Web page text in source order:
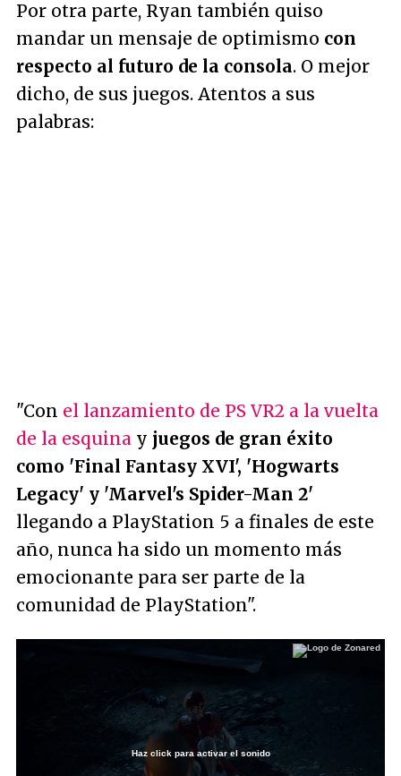
Por otra parte, Ryan también quiso
mandar un mensaje de optimismo con
respecto al futuro de la consola. O mejor
dicho, de sus juegos. Atentos a sus
palabras:
"Con el lanzamiento de PS VR2 a la vuelta
de la esquina y juegos de gran éxito
como 'Final Fantasy XVI', 'Hogwarts
Legacy' y 'Marvel's Spider-Man 2'
llegando a PlayStation 5 a finales de este
año, nunca ha sido un momento más
emocionante para ser parte de la
comunidad de PlayStation".
Haz click para activar el sonido